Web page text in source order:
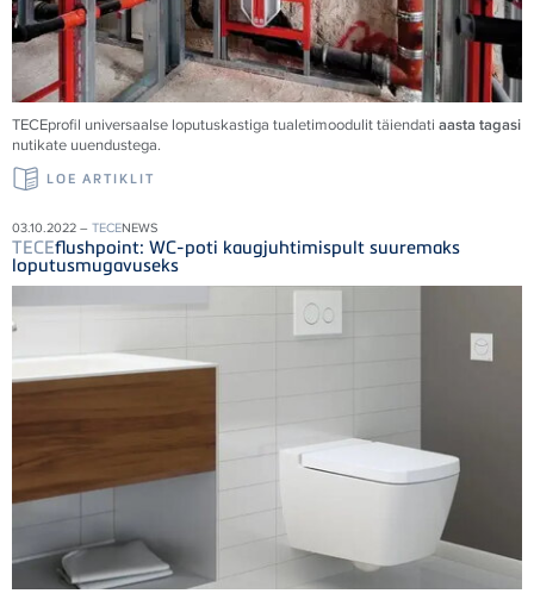
TECEprofil universaalse loputuskastiga tualetimoodulit täiendati aasta tagasi
nutikate uuendustega.
LOE ARTIKLIT
03.10.2022 – TECENEWS
TECEflushpoint: WC-poti kaugjuhtimispult suuremaks
loputusmugavuseks